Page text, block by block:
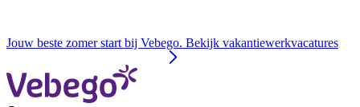
Jouw beste zomer start bij Vebego. Bekijk vakantiewerkvacatures